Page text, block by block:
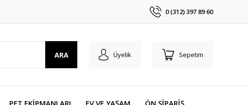
0 (312) 397 89 60
ARA Üyelik Sepetim
PET EKİPMANLARI EV VE YAŞAM ÖN SİPARİŞ